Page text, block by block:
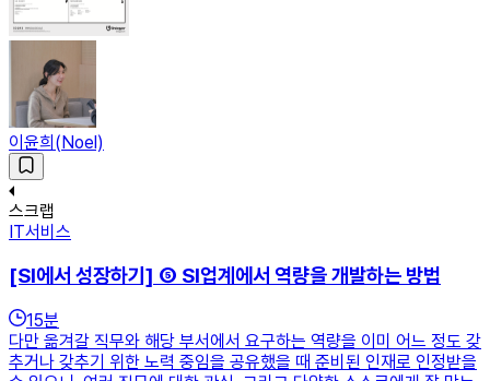
이윤희(Noel)
스크랩
IT서비스
[SI에서 성장하기] ⑤ SI업계에서 역량을 개발하는 방법
15분
다만 옮겨갈 직무와 해당 부서에서 요구하는 역량을 이미 어느 정도 갖
추거나 갖추기 위한 노력 중임을 공유했을 때 준비된 인재로 인정받을